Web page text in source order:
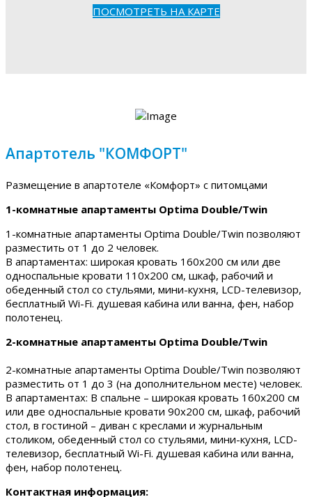
ПОСМОТРЕТЬ НА КАРТЕ
Апартотель "КОМФОРТ"
Размещение в апартотеле «Комфорт» с питомцами
1-комнатные апартаменты Optima Double/Twin
1-комнатные апартаменты Optima Double/Twin позволяют
разместить от 1 до 2 человек.
В апартаментах: широкая кровать 160х200 см или две
односпальные кровати 110х200 см, шкаф, рабочий и
обеденный стол со стульями, мини-кухня, LCD-телевизор,
бесплатный Wi-Fi. душевая кабина или ванна, фен, набор
полотенец.
2-комнатные апартаменты Optima Double/Twin
2-комнатные апартаменты Optima Double/Twin позволяют
разместить от 1 до 3 (на дополнительном месте) человек.
В апартаментах: В спальне – широкая кровать 160х200 см
или две односпальные кровати 90х200 см, шкаф, рабочий
стол, в гостиной – диван с креслами и журнальным
столиком, обеденный стол со стульями, мини-кухня, LCD-
телевизор, бесплатный Wi-Fi. душевая кабина или ванна,
фен, набор полотенец.
Контактная информация: